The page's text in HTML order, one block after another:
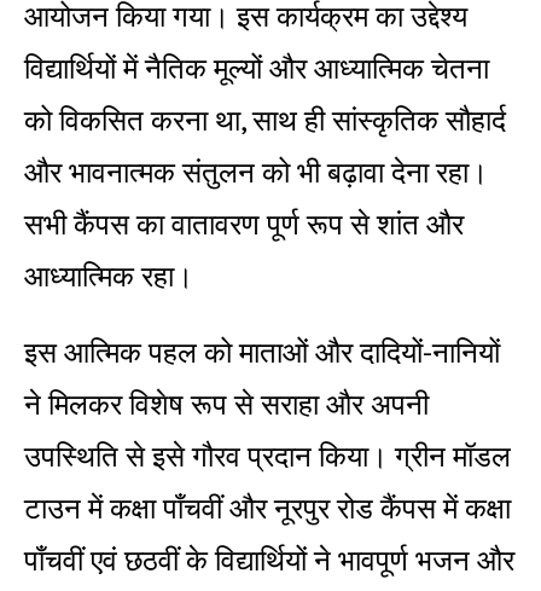
आयोजन किया गया। इस कार्यक्रम का उद्देश्य
विद्यार्थियों में नैतिक मूल्यों और आध्यात्मिक चेतना
को विकसित करना था, साथ ही सांस्कृतिक सौहार्द
और भावनात्मक संतुलन को भी बढ़ावा देना रहा।
सभी कैंपस का वातावरण पूर्ण रूप से शांत और
आध्यात्मिक रहा।
इस आत्मिक पहल को माताओं और दादियों-नानियों
ने मिलकर विशेष रूप से सराहा और अपनी
उपस्थिति से इसे गौरव प्रदान किया। ग्रीन मॉडल
टाउन में कक्षा पाँचवीं और नूरपुर रोड कैंपस में कक्षा
पाँचवीं एवं छठवीं के विद्यार्थियों ने भावपूर्ण भजन और